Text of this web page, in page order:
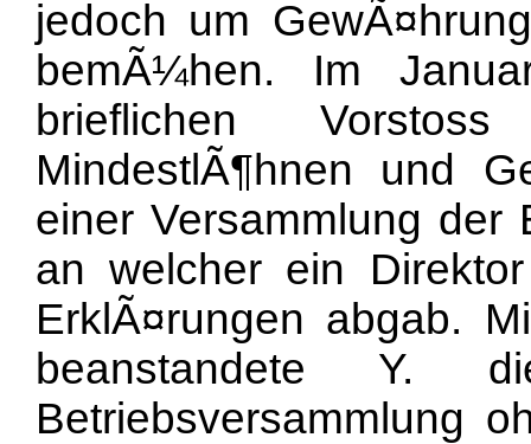
jedoch um
bemÃ¼hen. Im
brieflichen
MindestlÃ¶hnen und
einer Versammlung der
an welcher ein
ErklÃ¤rungen abgab.
beanstandete Y.
Betriebsversammlung